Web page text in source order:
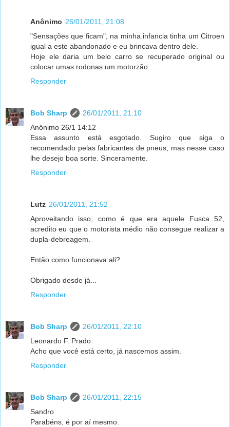
Anônimo 26/01/2011, 21:08
"Sensações que ficam", na minha infancia tinha um Citroen
igual a este abandonado e eu brincava dentro dele.
Hoje ele daria um belo carro se recuperado original ou
colocar umas rodonas um motorzão....
Responder
Bob Sharp
26/01/2011, 21:10
Anônimo 26/1 14:12
Essa assunto está esgotado. Sugiro que siga o
recomendado pelas fabricantes de pneus, mas nesse caso
lhe desejo boa sorte. Sinceramente.
Responder
Lutz 26/01/2011, 21:52
Aproveitando isso, como é que era aquele Fusca 52,
acredito eu que o motorista médio não consegue realizar a
dupla-debreagem.
Então como funcionava ali?
Obrigado desde já...
Responder
Bob Sharp
26/01/2011, 22:10
Leonardo F. Prado
Acho que você está certo, já nascemos assim.
Responder
Bob Sharp
26/01/2011, 22:15
Sandro
Parabéns, é por aí mesmo.